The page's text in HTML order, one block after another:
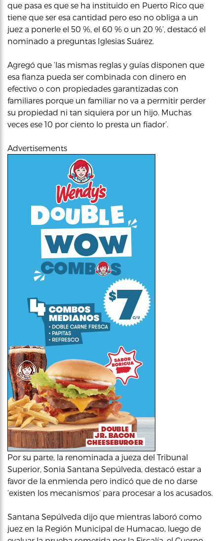
que pasa es que se ha instituido en Puerto Rico que
tiene que ser esa cantidad pero eso no obliga a un
juez a ponerle el 50 %, el 60 % o un 20 %’, destacó el
nominado a preguntas Iglesias Suárez.
Agregó que ‘las mismas reglas y guías disponen que
esa fianza pueda ser combinada con dinero en
efectivo o con propiedades garantizadas con
familiares porque un familiar no va a permitir perder
su propiedad ni tan siquiera por un hijo. Muchas
veces ese 10 por ciento lo presta un fiador’.
Advertisements
Por su parte, la renominada a jueza del Tribunal
Superior, Sonia Santana Sepúlveda, destacó estar a
favor de la enmienda pero indicó que de no darse
‘existen los mecanismos’ para procesar a los acusados.
Santana Sepúlveda dijo que mientras laboró como
juez en la Región Municipal de Humacao, luego de